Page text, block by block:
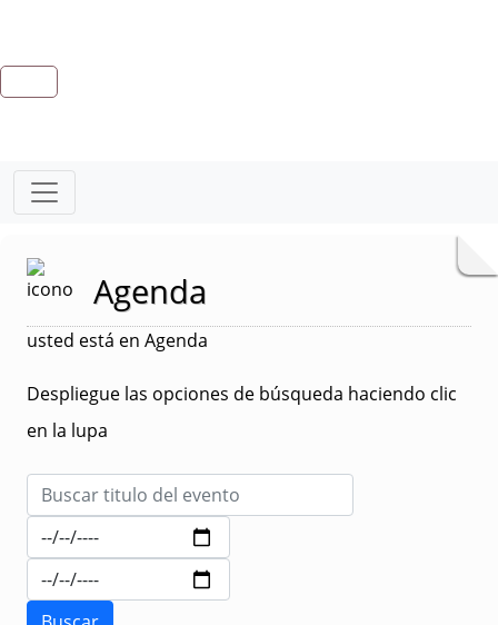
Agenda
usted está en Agenda
Despliegue las opciones de búsqueda haciendo clic
en la lupa